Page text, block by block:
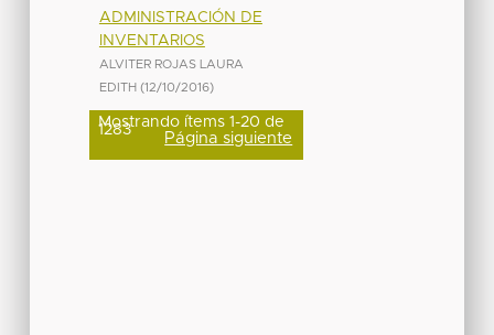
ADMINISTRACIÓN DE
INVENTARIOS
ALVITER ROJAS LAURA
EDITH (12/10/2016)
Mostrando ítems 1-20 de
1283 Página siguiente